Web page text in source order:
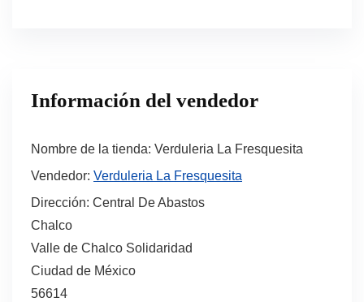
Información del vendedor
Nombre de la tienda: Verduleria La Fresquesita
Vendedor: Verduleria La Fresquesita
Dirección: Central De Abastos
Chalco
Valle de Chalco Solidaridad
Ciudad de México
56614